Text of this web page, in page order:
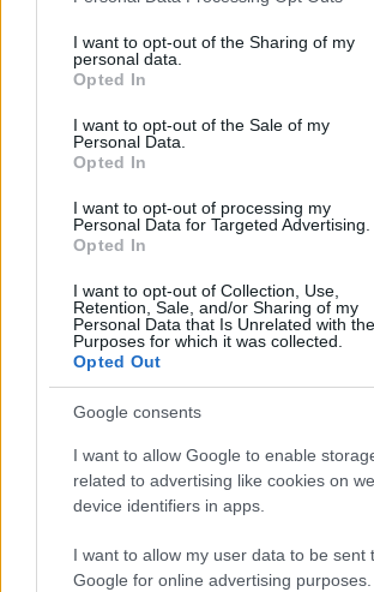
I want to opt-out of the Sharing of my
personal data.
Opted In
I want to opt-out of the Sale of my
Personal Data.
Opted In
I want to opt-out of processing my
Personal Data for Targeted Advertising.
Opted In
I want to opt-out of Collection, Use,
Retention, Sale, and/or Sharing of my
Personal Data that Is Unrelated with the
Purposes for which it was collected.
Opted Out
Google consents
I want to allow Google to enable
related to advertising like cookies on
device identifiers in apps.
I want to allow my user data to be sent
Google for online advertising purposes.
rappresenta una delle roccaforti
lascerà il suo incarico dopo anni di
hanno rafforzato l’immagine della
territorio, sempre che non riesca
della Consulta sulla legge della
regione non sembra contendibile,
centrosinistra. Oggi il primo partito
d’Italia ma il centrodestra dovrà
per il candidato governatore: il
per sé il trono, ma Fdi vorrebbe far
peso politico.
Le dichiarazioni di Viola
riflessioni
Antonella Viola, interpellata da